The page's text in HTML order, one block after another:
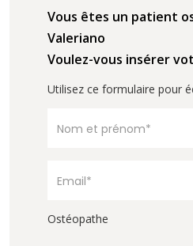
Vous êtes un patient
Valeriano
Voulez-vous insérer
Utilisez ce formulaire pour
Ostéopathe